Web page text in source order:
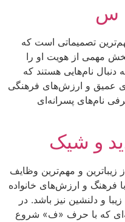
س
تصمیماتی است که
بخش مهمی از هویت او را
دنبال نام‌هایی هستند که
عمیق و ارزش‌های فرهنگی
نام‌های پسرانه‌ای
و شیک
زیباترین و مهم‌ترین وظایف
با فرهنگ و ارزش‌های خانواده
و دلنشین نیز باشد. در
که با حرف «ف» شروع